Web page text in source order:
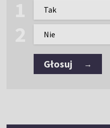
Tak
Nie
Głosuj →